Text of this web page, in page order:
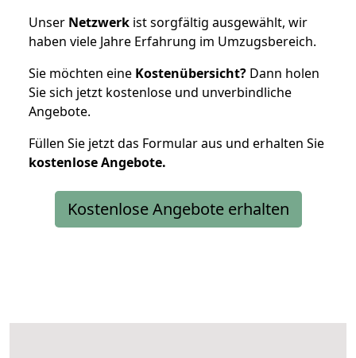
Unser Netzwerk ist sorgfältig ausgewählt, wir
haben viele Jahre Erfahrung im Umzugsbereich.
Sie möchten eine Kostenübersicht? Dann holen
Sie sich jetzt kostenlose und unverbindliche
Angebote.
Füllen Sie jetzt das Formular aus und erhalten Sie
kostenloseAngebote.
Kostenlose Angebote erhalten